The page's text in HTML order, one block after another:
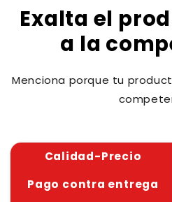
Exalta el
a la
Menciona porque tu
Calidad-Precio
Pago contra entrega